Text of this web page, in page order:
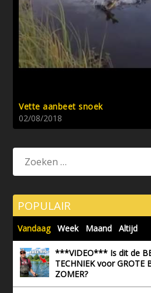
Vette aanbeet snoek
02/08/2018
POPULAIR
Vandaag Week Maand Altijd
***VIDEO*** Is dit de
TECHNIEK voor GROTE
ZOMER?